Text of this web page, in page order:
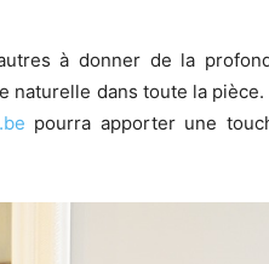
à donner de la
naturelle dans toute la
pourra apporter une